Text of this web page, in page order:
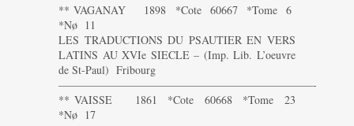
** VAGANAY 1898 *Cote 60667 *Tome 6
*Nø 11
LES TRADUCTIONS DU PSAUTIER EN VERS
LATINS AU XVIe SIECLE – (Imp. Lib. L’oeuvre
de St-Paul) Fribourg
———————————————————————-
** VAISSE 1861 *Cote 60668 *Tome 23
*Nø 17